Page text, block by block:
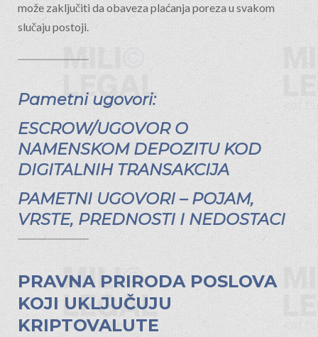
može zaključiti da obaveza plaćanja poreza u svakom
slučaju postoji.
Pametni ugovori:
ESCROW/UGOVOR O
NAMENSKOM DEPOZITU KOD
DIGITALNIH TRANSAKCIJA
PAMETNI UGOVORI – POJAM,
VRSTE, PREDNOSTI I NEDOSTACI
PRAVNA PRIRODA POSLOVA
KOJI UKLJUČUJU
KRIPTOVALUTE